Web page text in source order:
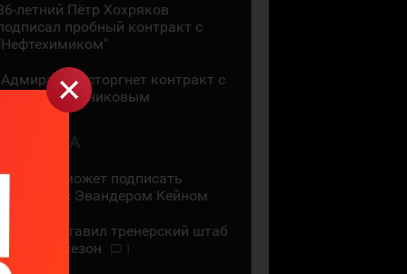
летний Пётр Хохряков
пробный контракт с
расторгнет контракт с
Никитой Сошниковым
4 АВГУСТА
Барс" может подписать
контракт с Эвандером Кейном
СКА представил тренерский штаб
на новый сезон